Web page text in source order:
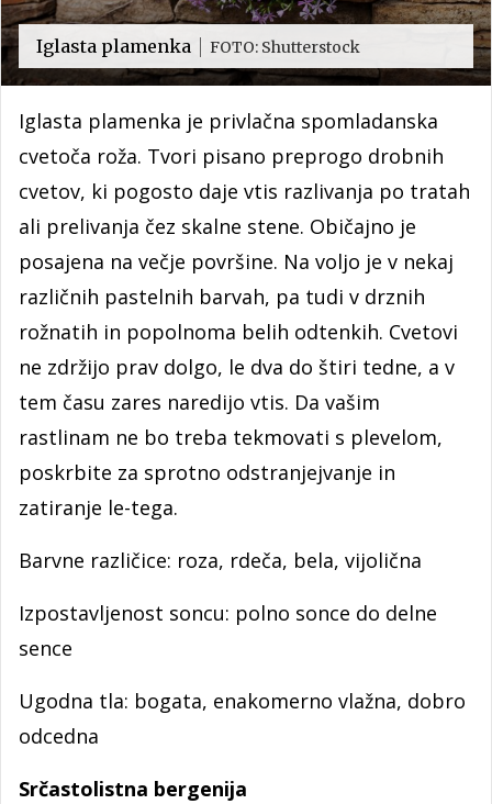
Iglasta plamenka FOTO: Shutterstock
Iglasta plamenka je privlačna spomladanska
cvetoča roža. Tvori pisano preprogo drobnih
cvetov, ki pogosto daje vtis razlivanja po tratah
ali prelivanja čez skalne stene. Običajno je
posajena na večje površine. Na voljo je v nekaj
različnih pastelnih barvah, pa tudi v drznih
rožnatih in popolnoma belih odtenkih. Cvetovi
ne zdržijo prav dolgo, le dva do štiri tedne, a v
tem času zares naredijo vtis. Da vašim
rastlinam ne bo treba tekmovati s plevelom,
poskrbite za sprotno odstranjejvanje in
zatiranje le-tega.
Barvne različice: roza, rdeča, bela, vijolična
Izpostavljenost soncu: polno sonce do delne
sence
Ugodna tla: bogata, enakomerno vlažna, dobro
odcedna
Srčastolistna bergenija